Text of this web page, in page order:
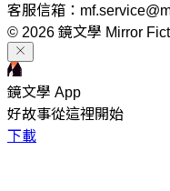
客服信箱：
© 2026 鏡文學 Mirror
鏡文學 App
好故事從這裡開始
下載